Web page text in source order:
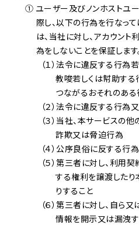
① ユーザー及びノンホストユ
際し、以下の行為を行なっ
は、当社に対し、アカウン
為をしないことを保証します
（１）法令に違反する行
教唆若しくは幇助す
つながるおそれのあ
（２）法令に違反する行
（３）当社、本サービスの
詐欺又は脅迫行為
（４）公序良俗に反する行為
（５）第三者に対し、利用
する権利を譲渡した
りすること
（６）第三者に対し、自ら
情報を開示又は漏洩